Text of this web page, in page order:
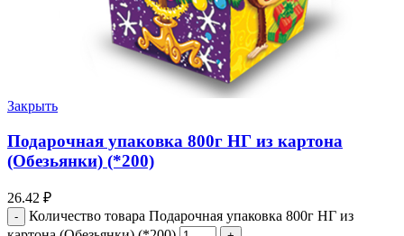
Закрыть
Подарочная упаковка 800г НГ из картона
(Обезьянки) (*200)
26.42 ₽
Количество товара Подарочная упаковка 800г НГ из